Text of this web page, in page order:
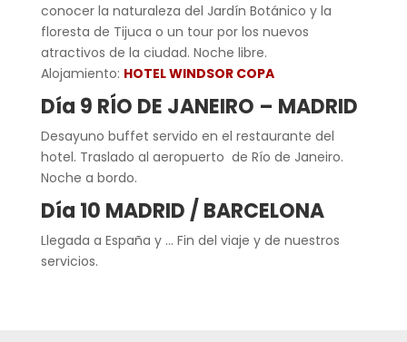
conocer la naturaleza del Jardín Botánico y la
floresta de Tijuca o un tour por los nuevos
atractivos de la ciudad. Noche libre.
Alojamiento: HOTEL WINDSOR COPA
Día 9 RÍO DE JANEIRO – MADRID
Desayuno buffet servido en el restaurante del
hotel. Traslado al aeropuerto de Río de Janeiro.
Noche a bordo.
Día 10 MADRID / BARCELONA
Llegada a España y … Fin del viaje y de nuestros
servicios.